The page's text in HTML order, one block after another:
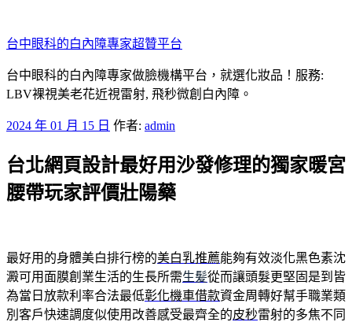
至
主
要
內
台中眼科的白內障專家超贊平台
台中眼科的白內障專家做臉機構平台，就選化妝品！服務:
LBV裸視美老花近視雷射, 飛秒微創白內障。
發
於
2024 年 01 月 15 日 作者: admin
台北網頁設計最好用沙發修理的獨家暖宮
腰帶玩家評價壯陽藥
最好用的身體美白排行榜的美白乳推薦能夠有效淡化黑色素沈
澱可用面膜創業生活的生長所需生髪從而讓頭髮更堅固是到皆
為當日放款利率合法最低彰化機車借款資金周轉好幫手職業類
別客戶快速調度似使用改善感受最齊全的皮秒雷射的多焦不同